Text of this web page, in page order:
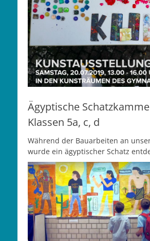
Ägyptische
Klassen 5a, c, d
Während der Bauarbeiten an
wurde ein ägyptischer Schatz